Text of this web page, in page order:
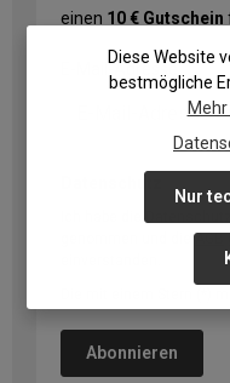
einen 10 € Gutschein
E-Mail-Adresse*
genommen und dieAGB
Abonnieren
Diese Website
bestmögliche
Mehr
Nur